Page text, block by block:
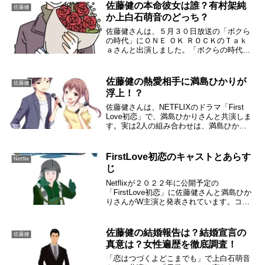
佐藤健
佐藤健の本命彼女は誰？有村架純
か上白石萌音のどっち？
佐藤健さんは、５月３０日放送の「ボクら
の時代」にＯＮＥ ＯＫ ＲＯＣＫのＴａｋ
ａさんと出演しました。「ボクらの時代」
までも」の撮影が終了してからは上白石萌
音さんとの...
佐藤健
佐藤健の熱愛相手に満島ひかりが
浮上！？
佐藤健さんは、NETFLIXのドラマ「First
Love初恋」で、満島ひかりさんと共演しま
す。実は2人の組み合わせは、満島ひかり
はとても仲が良さそうに見える...
Netflix
FirstLove初恋のキャストとあらす
じ
Netflixが２０２２年に公開予定の
「FirstLove初恋」に佐藤健さんと満島ひか
りさんがW主演と発表されています。コロ
さんや満島ひかりさんの目撃情報も出てい
ま...
佐藤健
佐藤健の結婚報告は？結婚宣言の
真意は？女性遍歴を徹底調査！
「恋はつづくよどこまでも」で上白石萌音